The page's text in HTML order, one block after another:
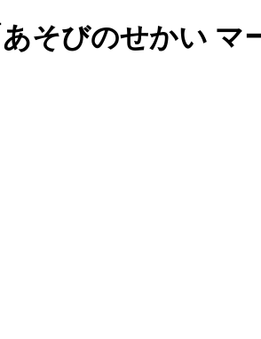
そびのせかい マ